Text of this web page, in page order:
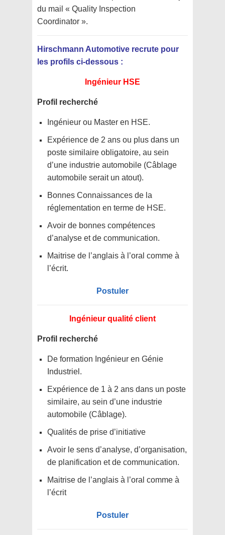
du mail « Quality Inspection
Coordinator ».
Hirschmann Automotive recrute pour
les profils ci-dessous :
Ingénieur HSE
Profil recherché
Ingénieur ou Master en HSE.
Expérience de 2 ans ou plus dans un
poste similaire obligatoire, au sein
d’une industrie automobile (Câblage
automobile serait un atout).
Bonnes Connaissances de la
réglementation en terme de HSE.
Avoir de bonnes compétences
d’analyse et de communication.
Maitrise de l’anglais à l’oral comme à
l’écrit.
Postuler
Ingénieur qualité client
Profil recherché
De formation Ingénieur en Génie
Industriel.
Expérience de 1 à 2 ans dans un poste
similaire, au sein d’une industrie
automobile (Câblage).
Qualités de prise d’initiative
Avoir le sens d’analyse, d’organisation,
de planification et de communication.
Maitrise de l’anglais à l’oral comme à
l’écrit
Postuler